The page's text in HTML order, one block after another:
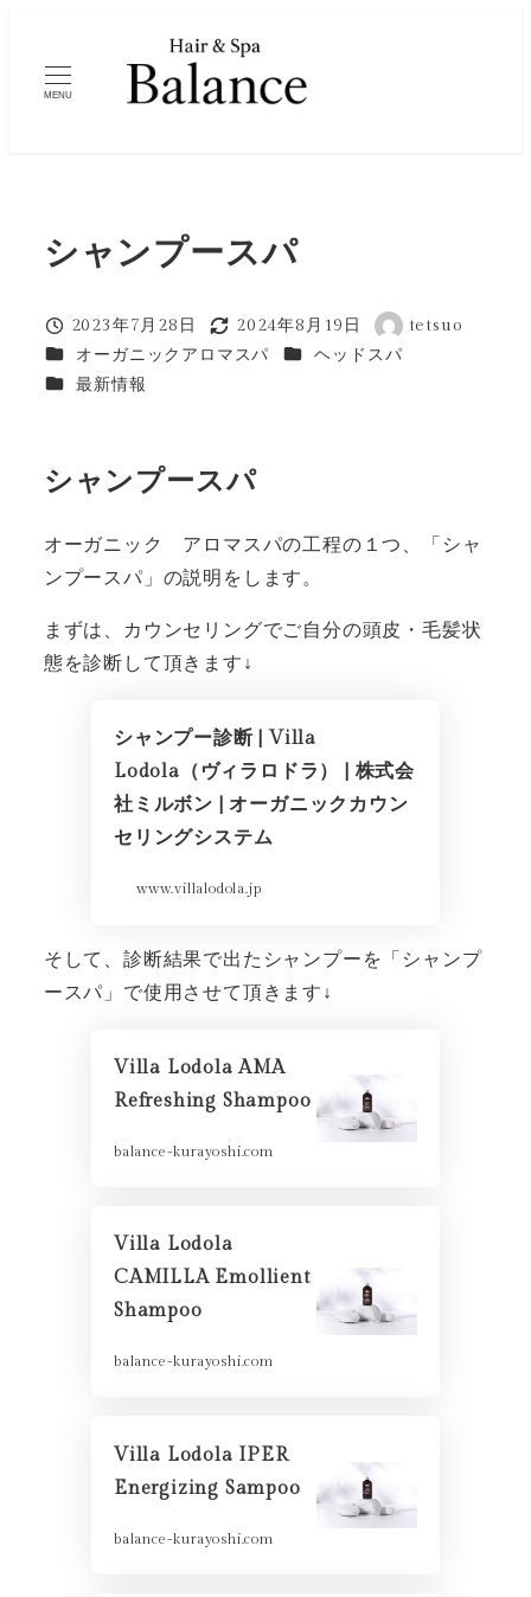
MENU
シャンプースパ
投稿日
2023年7月28日
更新日
2024年8月19日
著
者
tetsuo
カテゴリー
オーガニックアロマスパ カテゴリー
ヘッドスパ
カテゴリー
最新情報
シャンプースパ
オーガニック アロマスパの工程の１つ、「シャ
ンプースパ」の説明をします。
まずは、カウンセリングでご自分の頭皮・毛髪状
態を診断して頂きます↓
シャンプー診断 | Villa
Lodola（ヴィラロドラ） | 株式会
社ミルボン | オーガニックカウン
セリングシステム
www.villalodola.jp
そして、診断結果で出たシャンプーを「シャンプ
ースパ」で使用させて頂きます↓
Villa Lodola AMA
Refreshing Shampoo
balance-kurayoshi.com
Villa Lodola
CAMILLA Emollient
Shampoo
balance-kurayoshi.com
Villa Lodola IPER
Energizing Sampoo
balance-kurayoshi.com